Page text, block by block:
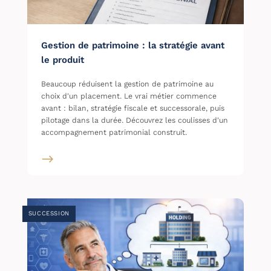
Gestion de patrimoine : la stratégie avant
le produit
Beaucoup réduisent la gestion de patrimoine au
choix d'un placement. Le vrai métier commence
avant : bilan, stratégie fiscale et successorale, puis
pilotage dans la durée. Découvrez les coulisses d'un
accompagnement patrimonial construit.
SUCCESSION